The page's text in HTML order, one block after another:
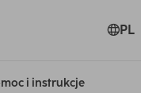
PL
i instrukcje